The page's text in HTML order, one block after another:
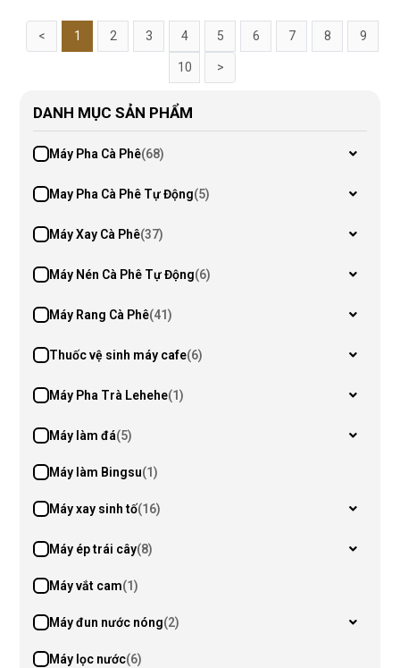
DANH MỤC SẢN PHẨM
Máy Pha Cà Phê(68)
May Pha Cà Phê Tự Động(5)
Máy Xay Cà Phê(37)
Máy Nén Cà Phê Tự Động(6)
Máy Rang Cà Phê(41)
Thuốc vệ sinh máy cafe(6)
Máy Pha Trà Lehehe(1)
Máy làm đá(5)
Máy làm Bingsu(1)
Máy xay sinh tố(16)
Máy ép trái cây(8)
Máy vắt cam(1)
Máy đun nước nóng(2)
Máy lọc nước(6)
< 1 2 3 4 5 6 7 8 9
10 >